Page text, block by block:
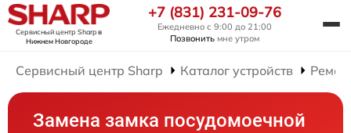
Сервисный центр Sharpв
Нижнем Новгороде
+7 (831) 231-09-76
Ежедневно с 9:00 до 21:00
Позвонить мне утром
Сервисный центр Sharp Каталог устройств
Замена замка посудомоечной